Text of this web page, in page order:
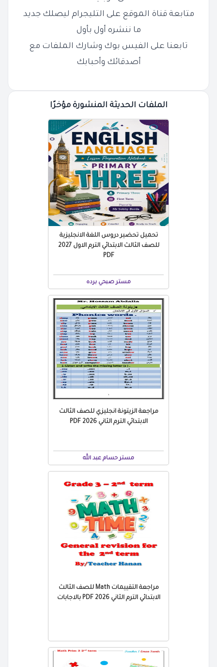
متابعة قناة الموقع على التليجرام ليصلك جديد
ما ننشره أول بأول
تابعنا على الفيس بوك وشارك الملفات مع
أصدقائك وأحبابك
الملفات الحديثة المنشورة مؤخرًا
تحميل تحضير دروس اللغة الانجليزية
للصف الثالث الابتدائي الترم الاول 2027
PDF
مستر صبحي برده
مراجعة الزيتونة انجليزي للصف الثالث
الابتدائي الترم الثاني 2026 PDF
مستر حسام عبد الله
مراجعة التقييمات Math للصف الثالث
الابتدائي الترم الثاني 2026 PDF بالاجابات